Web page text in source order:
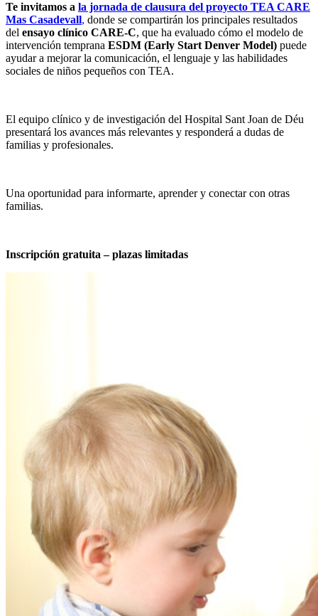
Te invitamos a la jornada de clausura del proyecto TEA CARE
Mas Casadevall, donde se compartirán los principales resultados
del ensayo clínico CARE-C, que ha evaluado cómo el modelo de
intervención temprana ESDM (Early Start Denver Model) puede
ayudar a mejorar la comunicación, el lenguaje y las habilidades
sociales de niños pequeños con TEA.
El equipo clínico y de investigación del Hospital Sant Joan de Déu
presentará los avances más relevantes y responderá a dudas de
familias y profesionales.
Una oportunidad para informarte, aprender y conectar con otras
familias.
Inscripción gratuita – plazas limitadas